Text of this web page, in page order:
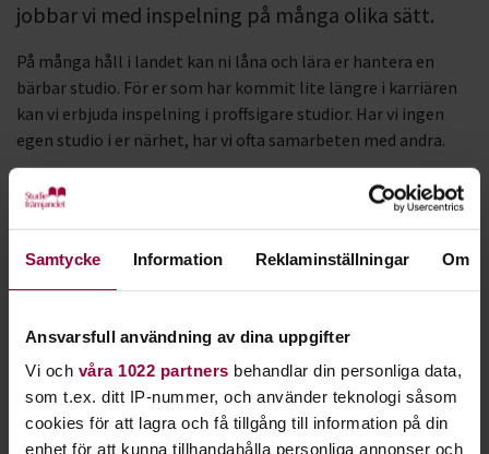
Samtycke Information Reklaminställningar Om
Ansvarsfull användning av dina uppgifter
Vi och våra 1022 partners behandlar din personliga data,
som t.ex. ditt IP-nummer, och använder teknologi såsom
cookies för att lagra och få tillgång till information på din
enhet för att kunna tillhandahålla personliga annonser och
jobbar vi med inspelning på många olika sätt.
På många håll i landet kan ni låna och lära er hantera en
bärbar studio. För er som har kommit lite längre i karriären
kan vi erbjuda inspelning i proffsigare studior. Har vi ingen
egen studio i er närhet, har vi ofta samarbeten med andra.
kurser och workshops i inspelningsteknik.
Läs gärna mera om inspelning på vår sajtMusikakuten